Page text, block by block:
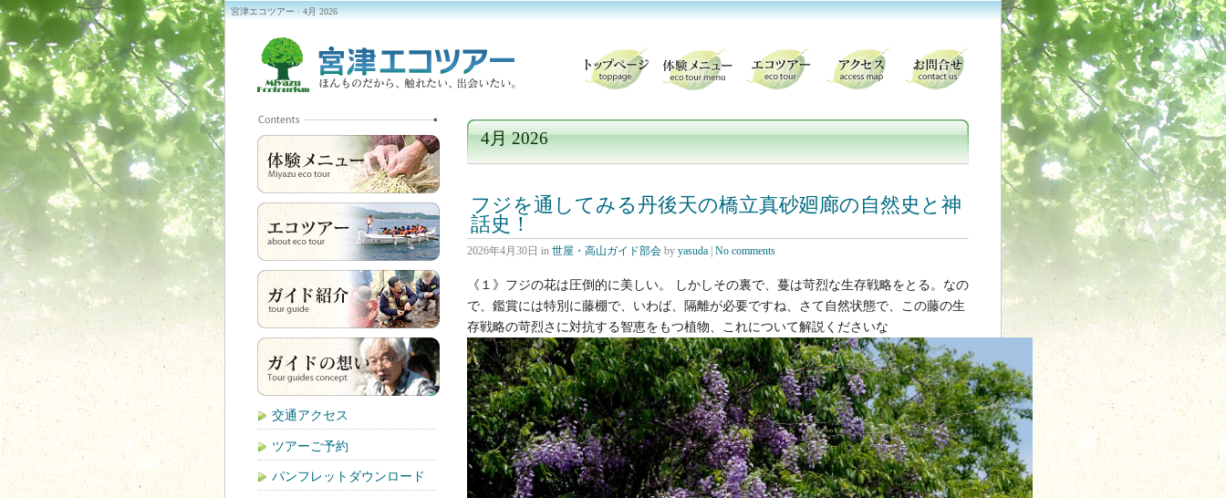
宮津エコツアー · 4月 2026
4月 2026
フジを通してみる丹後天の橋立真砂廻廊の自然史と神
話史！
2026年4月30日 in 世屋・高山ガイド部会 by yasuda No comments
《１》フジの花は圧倒的に美しい。 しかしその裏で、蔓は苛烈な生存戦略をとる。なの
で、鑑賞には特別に藤棚で、いわば、隔離が必要ですね、さて自然状態で、この藤の生
存戦略の苛烈さに対抗する智恵をもつ植物、これについて解説くださいな
交通アクセス
ツアーご予約
パンフレットダウンロード